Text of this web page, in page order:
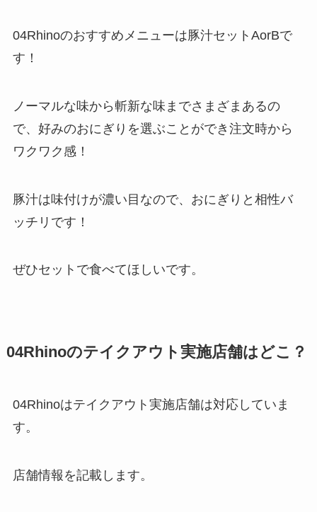
04Rhinoのおすすめメニューは豚汁セットAorBで
す！
ノーマルな味から斬新な味までさまざまあるの
で、好みのおにぎりを選ぶことができ注文時から
ワクワク感！
豚汁は味付けが濃い目なので、おにぎりと相性バ
ッチリです！
ぜひセットで食べてほしいです。
04Rhinoのテイクアウト実施店舗はどこ？
04Rhinoはテイクアウト実施店舗は対応していま
す。
店舗情報を記載します。